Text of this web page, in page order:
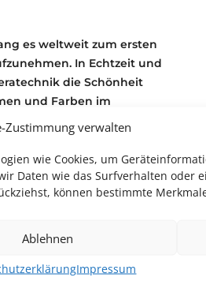
Zustimmung verwalten
wie Cookies, um
Daten wie das Surfverhalten oder
können bestimmte
Ablehnen
Impressum
es weltweit zum ersten
In Echtzeit und
die Schönheit
und Farben im
ISS und
und die